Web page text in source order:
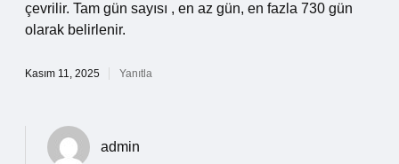
çevrilir. Tam gün sayısı , en az gün, en fazla 730 gün
olarak belirlenir.
Kasım 11, 2025 Yanıtla
admin